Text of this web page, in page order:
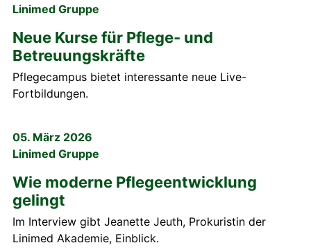
Linimed Gruppe
Neue Kurse für Pflege- und
Betreuungskräfte
Pflegecampus bietet interessante neue Live-
Fortbildungen.
05. März 2026
Linimed Gruppe
Wie moderne Pflegeentwicklung
gelingt
Im Interview gibt Jeanette Jeuth, Prokuristin der
Linimed Akademie, Einblick.